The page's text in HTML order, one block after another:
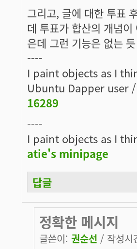
그리고, 글에 대한 투표
데 투표가 합산의 개념
은데 그런 기능은 없는
----
I paint objects as I
Ubuntu Dapper user
16289
----
I paint objects as I
atie's minipage
답글
정확한 메시지
글쓴이: 권순선 / 작성